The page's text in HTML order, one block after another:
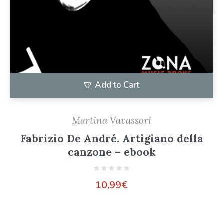
Add to Cart
Martina Vavassori
Fabrizio De André. Artigiano della
canzone – ebook
10,99€